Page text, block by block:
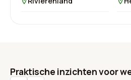
Praktische inzichten voor